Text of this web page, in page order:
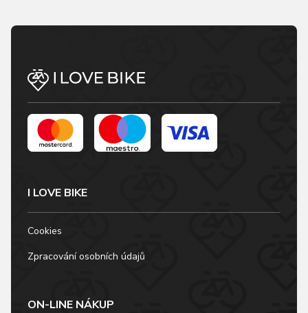
I LOVE BIKE
Cookies
Zpracování osobních údajů
ON-LINE NÁKUP